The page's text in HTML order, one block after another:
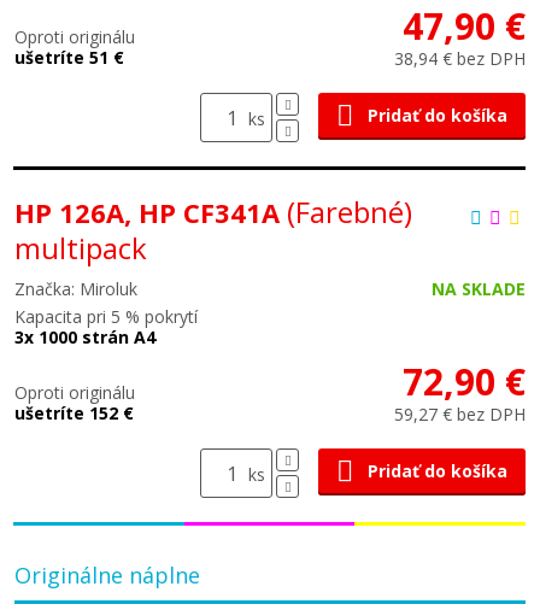
Oproti originálu
ušetríte 51 €
47,90 €
38,94 € bez DPH
ks Pridať do košíka
HP 126A, HP CF341A (Farebné)
multipack
Značka: Miroluk
NA SKLADE
Kapacita pri 5 % pokrytí
3x 1000 strán A4
Oproti originálu
ušetríte 152 €
72,90 €
59,27 € bez DPH
ks Pridať do košíka
Originálne náplne